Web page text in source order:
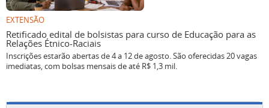
EXTENSÃO
Retificado edital de bolsistas para curso de Educação para as
Relações Étnico-Raciais
Inscrições estarão abertas de 4 a 12 de agosto. São oferecidas 20 vagas
imediatas, com bolsas mensais de até R$ 1,3 mil.